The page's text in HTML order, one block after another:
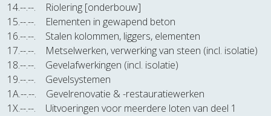
14.--.--.
Riolering [onderbouw]
15.--.--.
Elementen in gewapend beton
16.--.--.
Stalen kolommen, liggers, elementen
17.--.--.
Metselwerken, verwerking van steen (incl. isolatie)
18.--.--.
Gevelafwerkingen (incl. isolatie)
19.--.--.
Gevelsystemen
1A.--.--.
Gevelrenovatie & -restauratiewerken
1X.--.--.
Uitvoeringen voor meerdere loten van deel 1